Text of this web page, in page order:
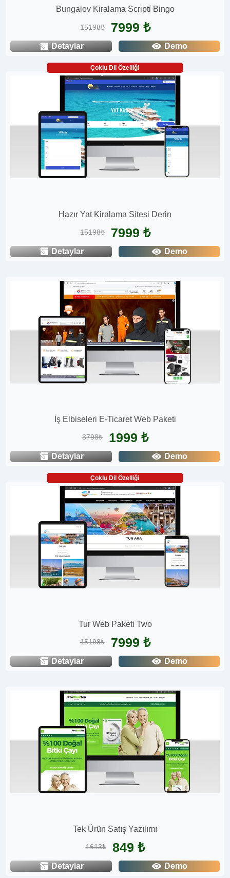
Bungalov Kiralama Scripti Bingo
15198₺ 7999 ₺
Detaylar Demo
Çoklu Dil Özelliği
Hazır Yat Kiralama Sitesi Derin
15198₺ 7999 ₺
Detaylar Demo
İş Elbiseleri E-Ticaret Web Paketi
3798₺ 1999 ₺
Detaylar Demo
Çoklu Dil Özelliği
Tur Web Paketi Two
15198₺ 7999 ₺
Detaylar Demo
Tek Ürün Satış Yazılımı
1613₺ 849 ₺
Detaylar Demo